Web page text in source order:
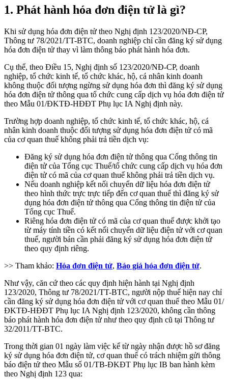
1. Phát hành hóa đơn điện tử là gì?
Khi sử dụng hóa đơn điện tử theo Nghị định 123/2020/NĐ-CP,
Thông tư 78/2021/TT-BTC, doanh nghiệp chỉ cần đăng ký sử dụng
hóa đơn điện tử thay vì làm thông báo phát hành hóa đơn.
Cụ thể, theo Điều 15, Nghị định số 123/2020/NĐ-CP, doanh
nghiệp, tổ chức kinh tế, tổ chức khác, hộ, cá nhân kinh doanh
không thuộc đối tượng ngừng sử dụng hóa đơn thì đăng ký sử dụng
hóa đơn điện tử thông qua tổ chức cung cấp dịch vụ hóa đơn điện tử
theo Mẫu 01/ĐKTĐ-HĐĐT Phụ lục IA Nghị định này.
Trường hợp doanh nghiệp, tổ chức kinh tế, tổ chức khác, hộ, cá
nhân kinh doanh thuộc đối tượng sử dụng hóa đơn điện tử có mã
của cơ quan thuế không phải trả tiền dịch vụ:
Đăng ký sử dụng hóa đơn điện tử thông qua Cổng thông tin
điện tử của Tổng cục Thuế/tổ chức cung cấp dịch vụ hóa đơn
điện tử có mã của cơ quan thuế không phải trả tiền dịch vụ.
Nếu doanh nghiệp kết nối chuyển dữ liệu hóa đơn điện tử
theo hình thức trực trực tiếp đến cơ quan thuế thì đăng ký sử
dụng hóa đơn điện tử thông qua Cổng thông tin điện tử của
Tổng cục Thuế.
Riêng hóa đơn điện tử có mã của cơ quan thuế được khởi tạo
từ máy tính tiền có kết nối chuyển dữ liệu điện tử với cơ quan
thuế, người bán cần phải đăng ký sử dụng hóa đơn điện tử
theo quy định riêng.
>> Tham khảo: Hóa đơn điện tử, Báo giá hóa đơn điện tử.
Như vậy, căn cứ theo các quy định hiện hành tại Nghị định
123/2020, Thông tư 78/2021/TT-BTC, người nộp thuế hiện nay chỉ
cần đăng ký sử dụng hóa đơn điện tử với cơ quan thuế theo Mẫu 01/
ĐKTĐ-HĐĐT Phụ lục IA Nghị định 123/2020, không cần thông
báo phát hành hóa đơn điện tử như theo quy định cũ tại Thông tư
32/2011/TT-BTC.
Trong thời gian 01 ngày làm việc kể từ ngày nhận được hồ sơ đăng
ký sử dụng hóa đơn điện tử, cơ quan thuế có trách nhiệm gửi thông
báo điện tử theo Mẫu số 01/TB-ĐKĐT Phụ lục IB ban hành kèm
theo Nghị định 123 qua: